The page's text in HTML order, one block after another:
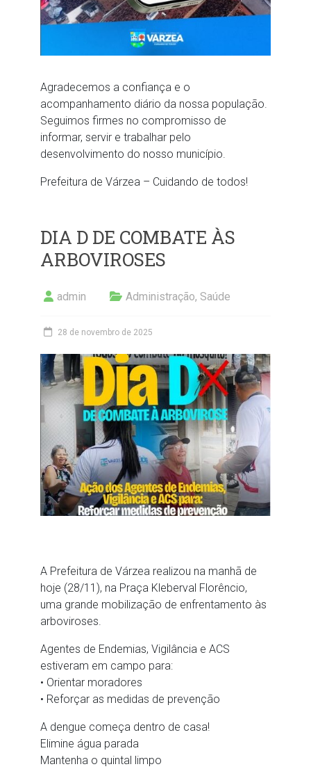
Agradecemos a confiança e o
acompanhamento diário da nossa população.
Seguimos firmes no compromisso de
informar, servir e trabalhar pelo
desenvolvimento do nosso município.
Prefeitura de Várzea – Cuidando de todos!
DIA D DE COMBATE ÀS
ARBOVIROSES
admin Administração, Saúde
28 de novembro de 2025
A Prefeitura de Várzea realizou na manhã de
hoje (28/11), na Praça Kleberval Florêncio,
uma grande mobilização de enfrentamento às
arboviroses.
Agentes de Endemias, Vigilância e ACS
estiveram em campo para:
• Orientar moradores
• Reforçar as medidas de prevenção
A dengue começa dentro de casa!
Elimine água parada
Mantenha o quintal limpo